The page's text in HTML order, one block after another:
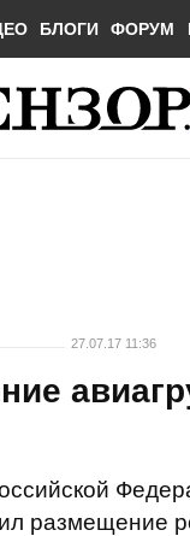
БЛОГИ ФОРУМ
27.07.17 11:36
размещение